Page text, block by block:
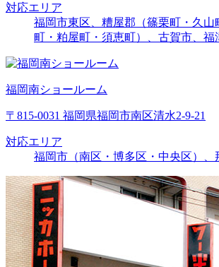
対応エリア
福岡市東区、糟屋郡（篠栗町・久山
町・粕屋町・須恵町）、古賀市、福
福岡南ショールーム
〒815-0031 福岡県福岡市南区清水2-9-21
対応エリア
福岡市（南区・博多区・中央区）、